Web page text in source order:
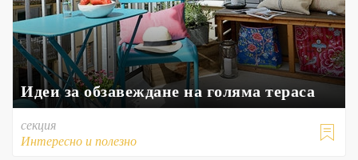
Идеи за обзавеждане на голяма тераса

секция
Интересно и полезно